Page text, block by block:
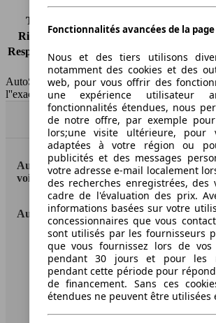
Tous risques
Risques partiels
-
Responsabilité civile
HSN/TSN
n.c./n.c.
AutoScout24 France SAS décline toute
l''exactitude des indications fournies.
AutoScout24: la plus grande plateforme
voitures en Europe
AutoScout24
A propos d'AutoScout24
Conditions d'utilisation
Informations légales
Protection des données
Fonctionnalités avancées de la page
Nous et des tiers utilisons
notamment des cookies et des
web, pour vous offrir des
une expérience utilisateur
fonctionnalités étendues, nous
de notre offre, par exemple
lors;une visite ultérieure, pour
adaptées à votre région ou
publicités et des messages
votre adresse e-mail localement
des recherches enregistrées,
cadre de l'évaluation des prix.
informations basées sur votre
concessionnaires que vous
sont utilisés par les fournisseurs
que vous fournissez lors de vos
pendant 30 jours et pour les
pendant cette période pour
de financement. Sans ces
étendues ne peuvent être utilisées